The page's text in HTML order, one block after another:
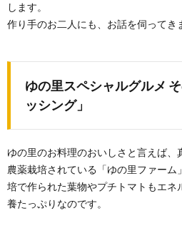
します。
作り手のお二人にも、お話を伺ってき
ゆの里スペシャルグルメ
ッシング」
ゆの里のお料理のおいしさと言えば
農薬栽培されている「ゆの里ファー
培で作られた葉物やプチトマトもエネ
養たっぷりなのです。